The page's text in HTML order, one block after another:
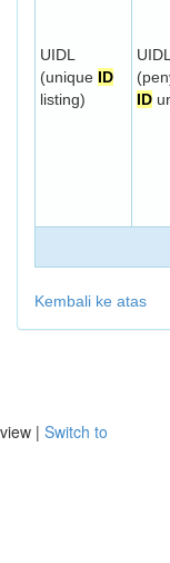
UIDL
(unique ID
listing)
UIDL
ID
Kembali ke atas
view | Switch to